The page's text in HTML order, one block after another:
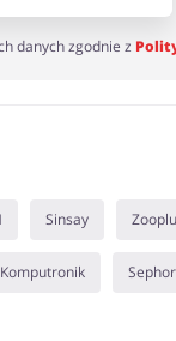
danych zgodnie z
Sinsay
Komputronik